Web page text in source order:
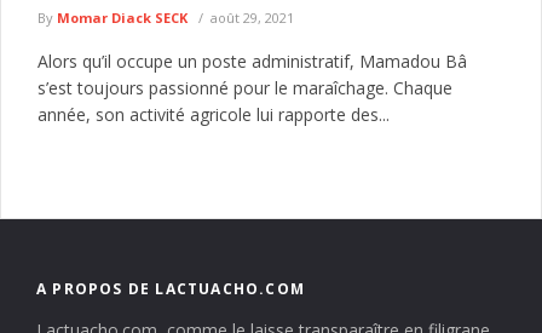
By Momar Diack SECK août 29, 2021
Alors qu’il occupe un poste administratif, Mamadou Bâ
s’est toujours passionné pour le maraîchage. Chaque
année, son activité agricole lui rapporte des...
A PROPOS DE LACTUACHO.COM